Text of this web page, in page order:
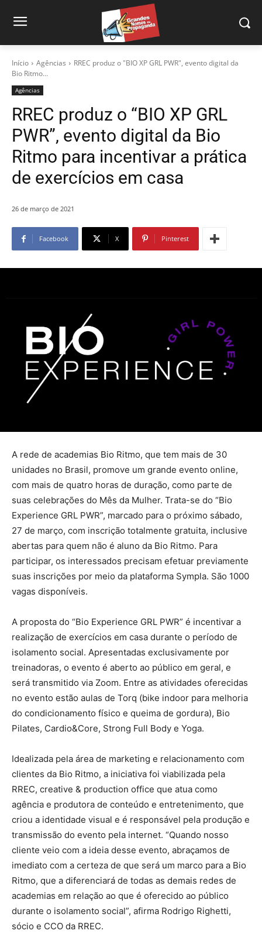
Início Agências
RREC produz o "BIO XP GRL PWR", evento digital da
Bio Ritmo...
Agências
RREC produz o “BIO XP GRL
PWR”, evento digital da Bio
Ritmo para incentivar a prática
de exercícios em casa
26 de março de 2021
Facebook X Pinterest
A rede de academias Bio Ritmo, que tem mais de 30
unidades no Brasil, promove um grande evento online,
com mais de quatro horas de duração, como parte de
suas celebrações do Mês da Mulher. Trata-se do “Bio
Experience GRL PWR”, marcado para o próximo sábado,
27 de março, com inscrição totalmente gratuita, inclusive
abertas para quem não é aluno da Bio Ritmo. Para
participar, os interessados precisam efetuar previamente
suas inscrições por meio da plataforma Sympla. São 1000
vagas disponíveis.
A proposta do “Bio Experience GRL PWR” é incentivar a
realização de exercícios em casa durante o período de
isolamento social. Apresentadas exclusivamente por
treinadoras, o evento é aberto ao público em geral, e
será transmitido via Zoom. Entre as atividades oferecidas
no evento estão aulas de Torq (bike indoor para melhoria
do condicionamento físico e queima de gordura), Bio
Pilates, Cardio&Core, Strong Full Body e Yoga.
Idealizada pela área de marketing e relacionamento com
clientes da Bio Ritmo, a iniciativa foi viabilizada pela
RREC, creative & production office que atua como
agência e produtora de conteúdo e entretenimento, que
criou a identidade visual e é responsável pela produção e
transmissão do evento pela internet. “Quando nosso
cliente veio com a ideia desse evento, abraçamos de
imediato com a certeza de que será um marco para a Bio
Ritmo, que a diferenciará de todas as demais redes de
academias em relação ao que é oferecido ao público
durante o isolamento social”, afirma Rodrigo Righetti,
sócio e CCO da RREC.